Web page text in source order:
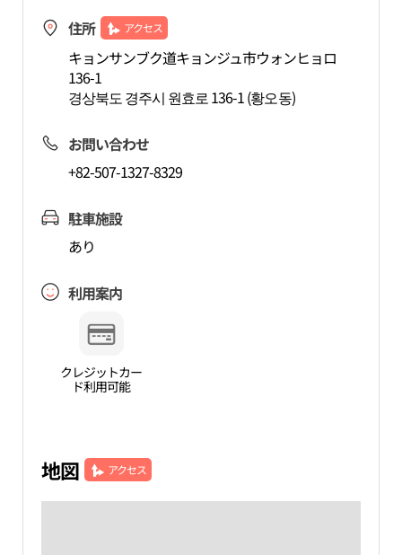
住所 アクセス
キョンサンブク道キョンジュ市ウォンヒョロ
136-1
경상북도 경주시 원효로 136-1 (황오동)
お問い合わせ
+82-507-1327-8329
駐車施設
あり
利用案内
クレジットカー
ド利用可能
地図 アクセス